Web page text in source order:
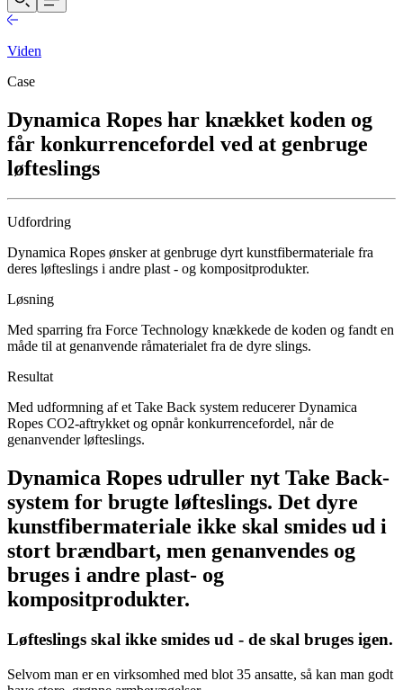
Viden
Case
Dynamica Ropes har knækket koden og
får konkurrencefordel ved at genbruge
løfteslings
Udfordring
Dynamica Ropes ønsker at genbruge dyrt kunstfibermateriale fra
deres løfteslings i andre plast - og kompositprodukter.
Løsning
Med sparring fra Force Technology knækkede de koden og fandt en
måde til at genanvende råmaterialet fra de dyre slings.
Resultat
Med udformning af et Take Back system reducerer Dynamica
Ropes CO2-aftrykket og opnår konkurrencefordel, når de
genanvender løfteslings.
Dynamica Ropes udruller nyt Take Back-
system for brugte løfteslings. Det dyre
kunstfibermateriale ikke skal smides ud i
stort brændbart, men genanvendes og
bruges i andre plast- og
kompositprodukter.
Løfteslings skal ikke smides ud - de skal bruges igen.
Selvom man er en virksomhed med blot 35 ansatte, så kan man godt